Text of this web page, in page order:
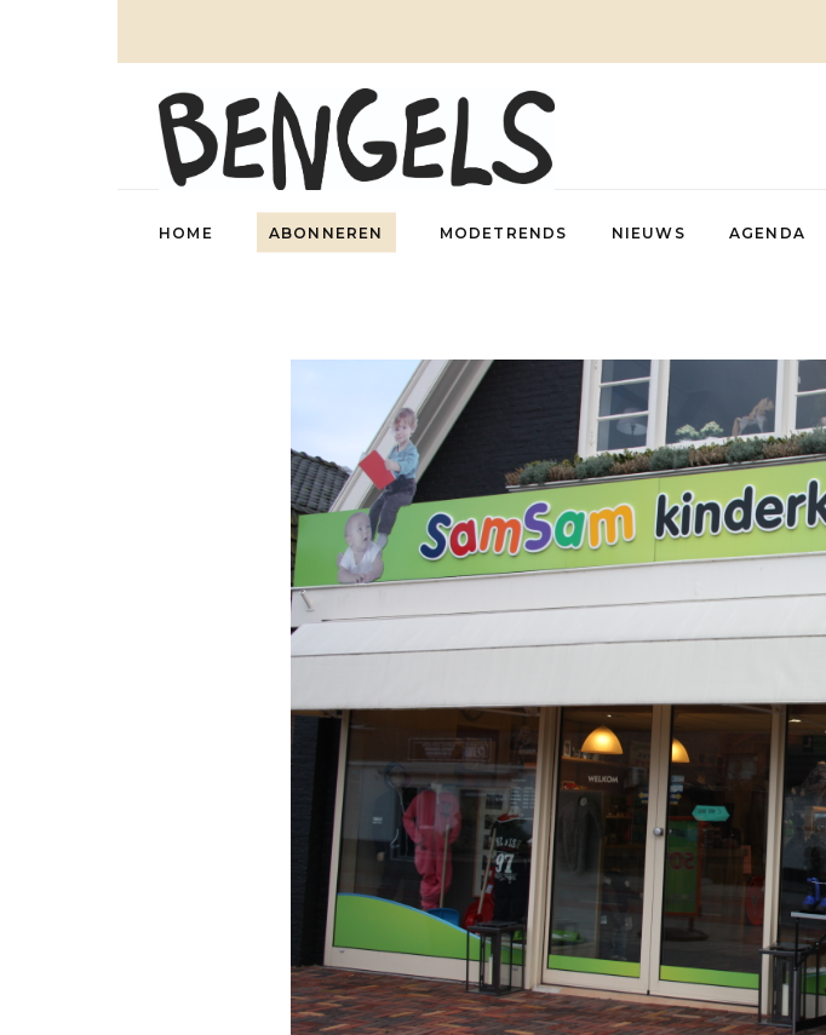
HOME ABONNEREN MODETRENDS NIEUWS AGENDA